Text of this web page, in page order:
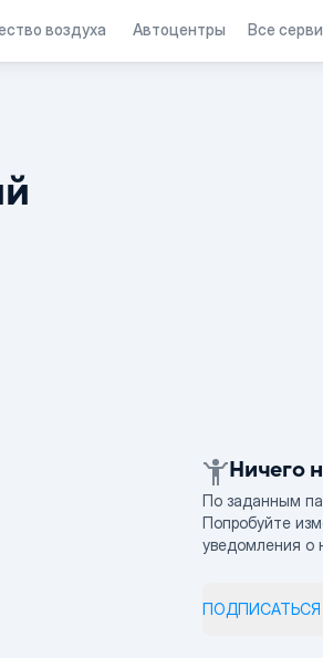
воздуха Автоцентры Все
Ничего
По заданным
Попробуйте
уведомления о